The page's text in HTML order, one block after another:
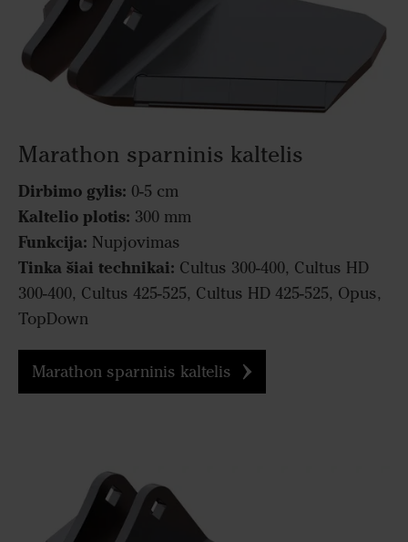
Marathon sparninis kaltelis
Dirbimo gylis: 0-5 cm
Kaltelio plotis: 300 mm
Funkcija: Nupjovimas
Tinka šiai technikai: Cultus 300-400, Cultus HD
300-400, Cultus 425-525, Cultus HD 425-525, Opus,
TopDown
Marathon sparninis kaltelis